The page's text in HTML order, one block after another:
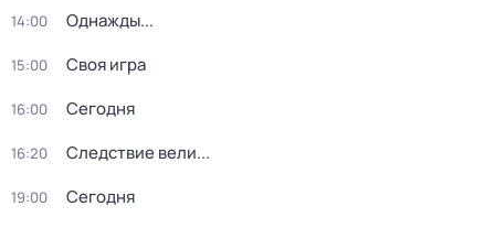
14:00 Однажды...
15:00 Своя игра
16:00 Сегодня
16:20 Следствие вели...
19:00 Сегодня